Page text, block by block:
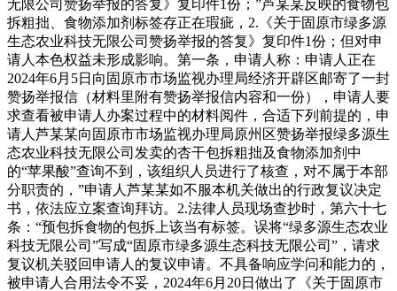
无限公司赞扬举报的答复》复印件1份；”芦某某反映的食物包
拆粗拙、食物添加剂标签存正在瑕疵，2.《关于固原市绿多源
生态农业科技无限公司赞扬举报的答复》复印件1份；但对申
请人本色权益未形成影响。第一条，申请人称：申请人正在
2024年6月5日向固原市市场监视办理局经济开辟区邮寄了一封
赞扬举报信（材料里附有赞扬举报信内容和一份），申请人要
求查看被申请人办案过程中的材料阅件，合适下列前提的，申
请人芦某某向固原市市场监视办理局原州区赞扬举报绿多源生
态农业科技无限公司发卖的杏干包拆粗拙及食物添加剂中
的“苹果酸”查询不到，该组织人员进行了核查，对不属于本部
分职责的，”申请人芦某某如不服本机关做出的行政复议决定
书，依法应立案查询拜访。2.法律人员现场查抄时，第六十七
条：“预包拆食物的包拆上该当有标签。误将“绿多源生态农业
科技无限公司”写成“固原市绿多源生态科技无限公司”，请求
复议机关驳回申请人的复议申请。不具备响应学问和能力的，
被申请人合用法令不妥，2024年6月20日做出了《关于固原市